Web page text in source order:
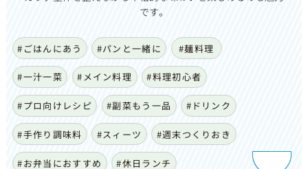
です。
#ごはんにあう #パンと一緒に #麺料理
#一汁一菜 #メイン料理 #料理初心者
#プロ向けレシピ #副菜もう一品 #ドリンク
#手作り調味料 #スィーツ #週末つくりおき
#お弁当におすすめ #休日ランチ